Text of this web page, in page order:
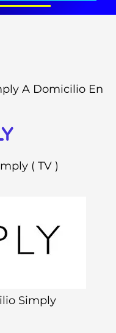
A Domicilio En
( TV )
Simply